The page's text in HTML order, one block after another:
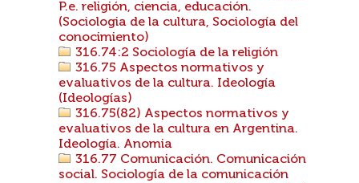
P.e. religión, ciencia, educación.
(Sociologia de la cultura, Sociología del
conocimiento)
316.74:2 Sociología de la religión
316.75 Aspectos normativos y
evaluativos de la cultura. Ideología
(Ideologías)
316.75(82) Aspectos normativos y
evaluativos de la cultura en Argentina.
Ideología. Anomia
316.77 Comunicación. Comunicación
social. Sociología de la comunicación